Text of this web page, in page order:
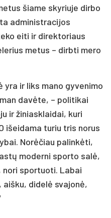
šiame skyriuje dirbo
administracijos
eiti ir direktoriaus
metus – dirbti mero
yra ir liks mano gyvenimo
davėte, – politikai
ir žiniasklaidai, kuri
išeidama turiu tris norus
Norėčiau palinkėti,
moderni sporto salė,
nori sportuoti. Labai
didelė svajonė,